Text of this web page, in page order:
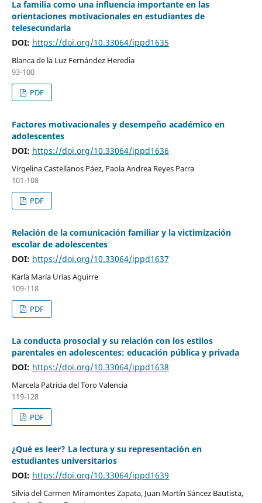
La familia como una influencia importante en las
orientaciones motivacionales en estudiantes de
telesecundaria
DOI: https://doi.org/10.33064/ippd1635
Blanca de la Luz Fernández Heredia
93-100
PDF
Factores motivacionales y desempeño académico en
adolescentes
DOI: https://doi.org/10.33064/ippd1636
Virgelina Castellanos Páez, Paola Andrea Reyes Parra
101-108
PDF
Relación de la comunicación familiar y la victimización
escolar de adolescentes
DOI: https://doi.org/10.33064/ippd1637
Karla María Urías Aguirre
109-118
PDF
La conducta prosocial y su relación con los estilos
parentales en adolescentes: educación pública y privada
DOI: https://doi.org/10.33064/ippd1638
Marcela Patricia del Toro Valencia
119-128
PDF
¿Qué es leer? La lectura y su representación en
estudiantes universitarios
DOI: https://doi.org/10.33064/ippd1639
Silvia del Carmen Miramontes Zapata, Juan Martín Sáncez Bautista,